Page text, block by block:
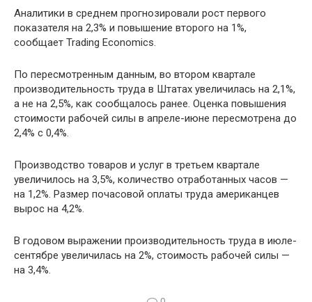
Аналитики в среднем прогнозировали рост первого
показателя на 2,3% и повышение второго на 1%,
сообщает Trading Economics.
По пересмотренным данным, во втором квартале
производительность труда в Штатах увеличилась на 2,1%,
а не на 2,5%, как сообщалось ранее. Оценка повышения
стоимости рабочей силы в апреле-июне пересмотрена до
2,4% с 0,4%.
Производство товаров и услуг в третьем квартале
увеличилось на 3,5%, количество отработанных часов —
на 1,2%. Размер почасовой оплаты труда американцев
вырос на 4,2%.
В годовом выражении производительность труда в июле-
сентябре увеличилась на 2%, стоимость рабочей силы —
на 3,4%.